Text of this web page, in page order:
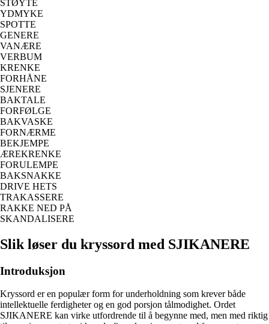
STØYTE
YDMYKE
SPOTTE
GENERE
VANÆRE
VERBUM
KRENKE
FORHÅNE
SJENERE
BAKTALE
FORFØLGE
BAKVASKE
FORNÆRME
BEKJEMPE
ÆREKRENKE
FORULEMPE
BAKSNAKKE
DRIVE HETS
TRAKASSERE
RAKKE NED PÅ
SKANDALISERE
Slik løser du kryssord med SJIKANERE
Introduksjon
Kryssord er en populær form for underholdning som krever både
intellektuelle ferdigheter og en god porsjon tålmodighet. Ordet
SJIKANERE kan virke utfordrende til å begynne med, men med riktig